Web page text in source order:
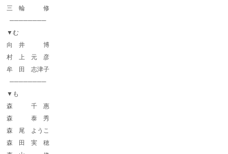
三 輪 修
────────
▼む
向 井 博
村 上 元 彦
牟 田 志津子
────────
▼も
森 千 惠
森 泰 秀
森 尾 ようこ
森 田 実 穂